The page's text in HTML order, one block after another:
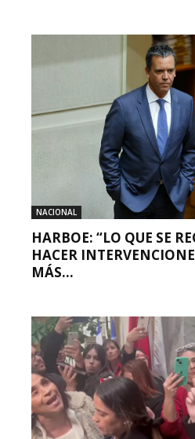
NACIONAL
HARBOE: “LO QUE SE
HACER
MÁS...